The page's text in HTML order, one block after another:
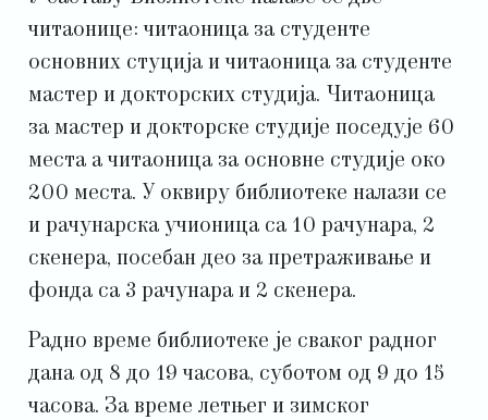
читаонице: читаоница за студенте
основних стуција и читаоница за студенте
мастер и докторских студија. Читаоница
за мастер и докторске студије поседује 60
места а читаоница за основне студије око
200 места. У оквиру библиотеке налази се
и рачунарска учионица са 10 рачунара, 2
скенера, посебан део за претраживање и
фонда са 3 рачунара и 2 скенера.
Радно време библиотеке је сваког радног
дана од 8 до 19 часова, суботом од 9 до 15
часова. За време летњег и зимског